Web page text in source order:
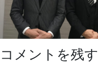
コメントを残す